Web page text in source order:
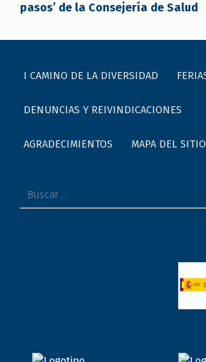
pasos’ de la Consejería de Salud
I CAMINO DE LA DIVERSIDAD
DENUNCIAS Y REIVINDICACIONES
AGRADECIMIENTOS MAPA DEL SITIO